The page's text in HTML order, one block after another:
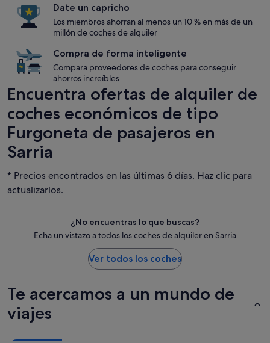
Date un capricho
Los miembros ahorran al menos un 10 % en más de un
millón de coches de alquiler
Compra de forma inteligente
Compara proveedores de coches para conseguir
ahorros increíbles
Encuentra ofertas de alquiler de
coches económicos de tipo
Furgoneta de pasajeros en
Sarria
* Precios encontrados en las últimas 6 días. Haz clic para
actualizarlos.
¿No encuentras lo que buscas?
Echa un vistazo a todos los coches de alquiler en Sarria
Ver todos los coches
Te acercamos a un mundo de
viajes